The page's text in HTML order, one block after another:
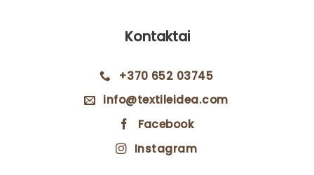
Kontaktai
+370 652 03745
info@textileidea.com
Facebook
Instagram